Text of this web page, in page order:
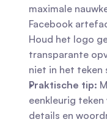
maximale
Facebook
Houd het logo
transparante
niet in het teken
Praktische tip:
eenkleurig
details en